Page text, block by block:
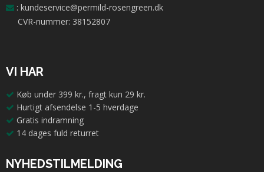
: kundeservice@permild-rosengreen.dk
CVR-nummer: 38152807
VI HAR
Køb under 399 kr., fragt kun 29 kr.
Hurtigt afsendelse 1-5 hverdage
Gratis indramning
14 dages fuld returret
NYHEDSTILMELDING